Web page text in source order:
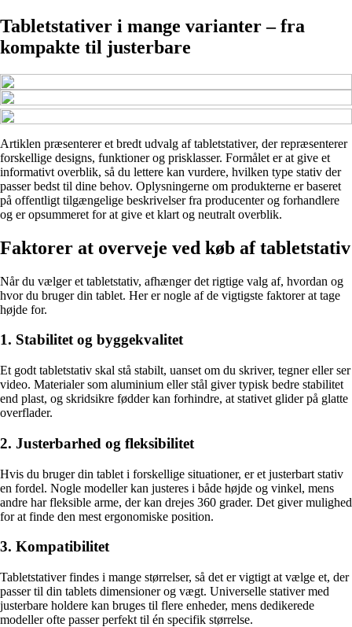
Tabletstativer i mange varianter – fra
kompakte til justerbare
Artiklen præsenterer et bredt udvalg af tabletstativer, der repræsenterer
forskellige designs, funktioner og prisklasser. Formålet er at give et
informativt overblik, så du lettere kan vurdere, hvilken type stativ der
passer bedst til dine behov. Oplysningerne om produkterne er baseret
på offentligt tilgængelige beskrivelser fra producenter og forhandlere
og er opsummeret for at give et klart og neutralt overblik.
Faktorer at overveje ved køb af tabletstativ
Når du vælger et tabletstativ, afhænger det rigtige valg af, hvordan og
hvor du bruger din tablet. Her er nogle af de vigtigste faktorer at tage
højde for.
1. Stabilitet og byggekvalitet
Et godt tabletstativ skal stå stabilt, uanset om du skriver, tegner eller ser
video. Materialer som aluminium eller stål giver typisk bedre stabilitet
end plast, og skridsikre fødder kan forhindre, at stativet glider på glatte
overflader.
2. Justerbarhed og fleksibilitet
Hvis du bruger din tablet i forskellige situationer, er et justerbart stativ
en fordel. Nogle modeller kan justeres i både højde og vinkel, mens
andre har fleksible arme, der kan drejes 360 grader. Det giver mulighed
for at finde den mest ergonomiske position.
3. Kompatibilitet
Tabletstativer findes i mange størrelser, så det er vigtigt at vælge et, der
passer til din tablets dimensioner og vægt. Universelle stativer med
justerbare holdere kan bruges til flere enheder, mens dedikerede
modeller ofte passer perfekt til én specifik størrelse.